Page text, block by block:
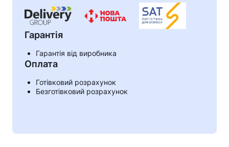
Кошик
Ваш номер надіслано.
Гарантія
Гарантія від виробника
Оплата
Готівковий розрахунок
Безготівковий розрахунок